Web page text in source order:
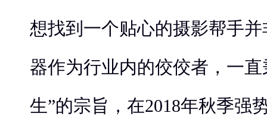
想找到一个贴心的摄影帮手
器作为行业内的佼佼者，一
生”的宗旨，在2018年秋季强